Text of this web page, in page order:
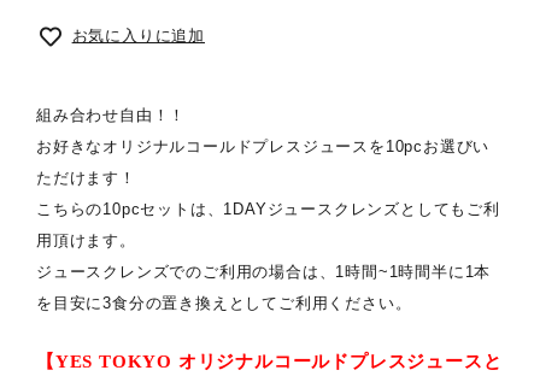
お気に入りに追加
組み合わせ自由！！
お好きなオリジナルコールドプレスジュースを10pcお選びい
ただけます！
こちらの10pcセットは、1DAYジュースクレンズとしてもご利
用頂けます。
ジュースクレンズでのご利用の場合は、1時間~1時間半に1本
を目安に3食分の置き換えとしてご利用ください。
【YES TOKYO オリジナルコールドプレスジュースと